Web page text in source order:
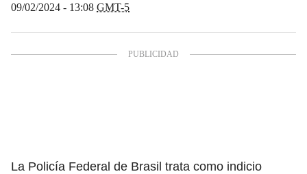
09/02/2024 - 13:08 GMT-5
La Policía Federal de Brasil trata como indicio